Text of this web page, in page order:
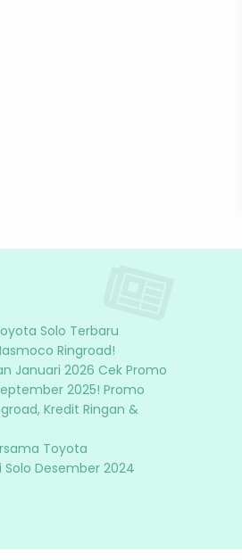
Solo Terbaru
Ringroad!
Januari 2026 Cek Promo
2025! Promo
Kredit Ringan &
Toyota
Desember 2024